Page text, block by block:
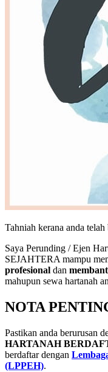
Tahniah kerana anda telah
Saya Perunding / Ejen
SEJAHTERA mampu
profesional dan
mahupun sewa hartanah
NOTA
Pastikan anda berurusan
HARTANAH
berdaftar dengan
(LPPEH).